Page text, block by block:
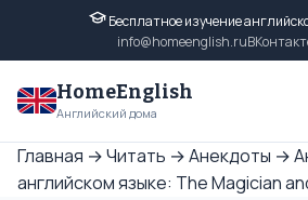
Бесплатное изучение
info@homeenglish.ru
HomeEnglish
Английский дома
Главная →Читать →Анекдоты →
английском языке: The Magician